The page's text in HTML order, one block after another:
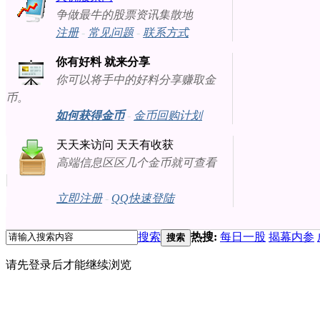
争做最牛的股票资讯集散地
注册- 常见问题- 联系方式
你有好料 就来分享
你可以将手中的好料分享赚取金
币。
如何获得金币- 金币回购计划
天天来访问 天天有收获
高端信息区区几个金币就可查看
立即注册- QQ快速登陆
搜索 搜索 热搜: 每日一股 揭幕内参
请先登录后才能继续浏览